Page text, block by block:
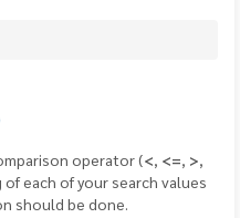
างประจำปี
operator (<, <=, >,
each of your search values
should be done.